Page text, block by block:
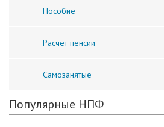
Пособие
Расчет пенсии
Самозанятые
Популярные НПФ